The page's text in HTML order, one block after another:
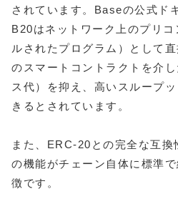
されています。Baseの公式ド
B20はネットワーク上のプリ
ルされたプログラム）として
のスマートコントラクトを介
ス代）を抑え、高いスループ
きるとされています。
また、ERC-20との完全な互換
の機能がチェーン自体に標準
徴です。